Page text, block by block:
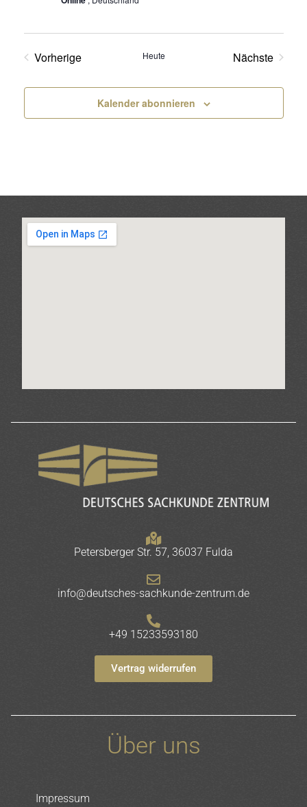
Vorherige
Heute
Nächste
Kalender abonnieren
Petersberger Str. 57, 36037 Fulda
info@deutsches-sachkunde-zentrum.de
+49 15233593180
Vertrag widerrufen
Über uns
Impressum